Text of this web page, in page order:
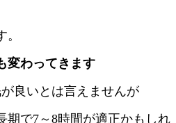
変わってきます
良いとは言えませんが
期で7～8時間が適正かもしれ